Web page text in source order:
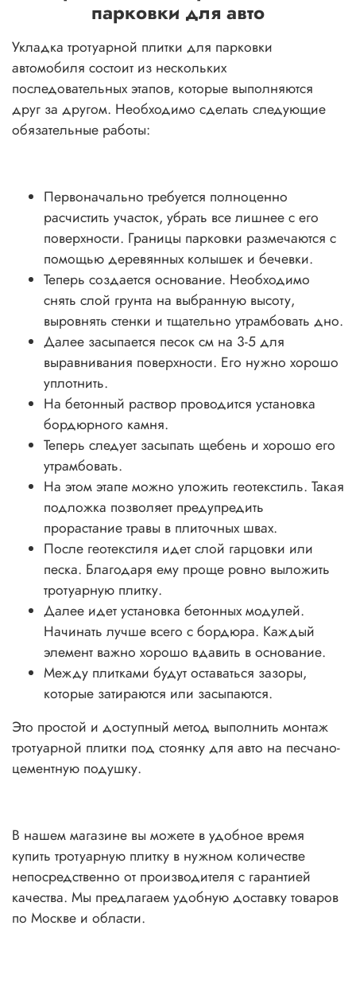
парковки для авто
Укладка тротуарной плитки для парковки
автомобиля состоит из нескольких
последовательных этапов, которые выполняются
друг за другом. Необходимо сделать следующие
обязательные работы:
Первоначально требуется полноценно
расчистить участок, убрать все лишнее с его
поверхности. Границы парковки размечаются с
помощью деревянных колышек и бечевки.
Теперь создается основание. Необходимо
снять слой грунта на выбранную высоту,
выровнять стенки и тщательно утрамбовать дно.
Далее засыпается песок см на 3-5 для
выравнивания поверхности. Его нужно хорошо
уплотнить.
На бетонный раствор проводится установка
бордюрного камня.
Теперь следует засыпать щебень и хорошо его
утрамбовать.
На этом этапе можно уложить геотекстиль. Такая
подложка позволяет предупредить
прорастание травы в плиточных швах.
После геотекстиля идет слой гарцовки или
песка. Благодаря ему проще ровно выложить
тротуарную плитку.
Далее идет установка бетонных модулей.
Начинать лучше всего с бордюра. Каждый
элемент важно хорошо вдавить в основание.
Между плитками будут оставаться зазоры,
которые затираются или засыпаются.
Это простой и доступный метод выполнить монтаж
тротуарной плитки под стоянку для авто на песчано-
цементную подушку.
В нашем магазине вы можете в удобное время
купить тротуарную плитку в нужном количестве
непосредственно от производителя с гарантией
качества. Мы предлагаем удобную доставку товаров
по Москве и области.